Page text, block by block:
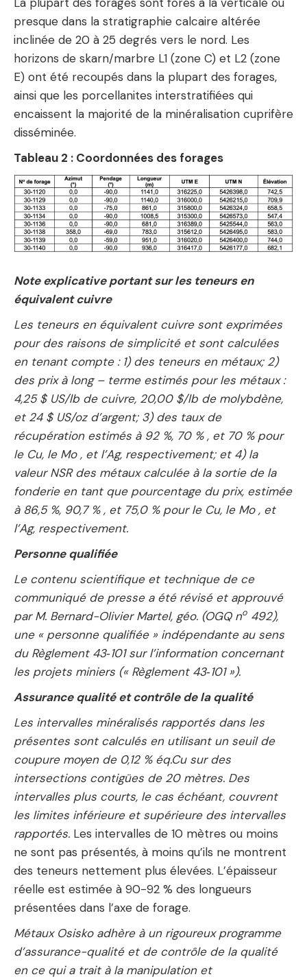
presque dans la stratigraphie calcaire altérée
inclinée de 20 à 25 degrés vers le nord. Les
horizons de skarn/marbre L1 (zone C) et L2 (zone
E) ont été recoupés dans la plupart des forages,
ainsi que les porcellanites interstratifiées qui
encaissent la majorité de la minéralisation cuprifère
disséminée.
Tableau 2 : Coordonnées des forages
Note explicative portant sur les teneurs en
équivalent cuivre
Les teneurs en équivalent cuivre sont exprimées
pour des raisons de simplicité et sont calculées
en tenant compte : 1) des teneurs en métaux; 2)
des prix à long – terme estimés pour les métaux :
4,25 $ US/lb de cuivre, 20,00 $/lb de molybdène,
et 24 $ US/oz d’argent; 3) des taux de
récupération estimés à 92 %, 70 % , et 70 % pour
le Cu, le Mo , et l’Ag, respectivement; et 4) la
valeur NSR des métaux calculée à la sortie de la
fonderie en tant que pourcentage du prix, estimée
à 86,5 %, 90,7 % , et 75,0 % pour le Cu, le Mo , et
l’Ag, respectivement.
Personne qualifiée
Le contenu scientifique et technique de ce
communiqué de presse a été révisé et approuvé
par M. Bernard-Olivier Martel, géo. (OGQ no 492),
une « personne qualifiée » indépendante au sens
du Règlement 43‑101 sur l’information concernant
les projets miniers (« Règlement 43‑101 »).
Assurance qualité et contrôle de la qualité
Les intervalles minéralisés rapportés dans les
présentes sont calculés en utilisant un seuil de
coupure moyen de 0,12 % éq.Cu sur des
intersections contigües de 20 mètres. Des
intervalles plus courts, le cas échéant, couvrent
les limites inférieure et supérieure des intervalles
rapportés. Les intervalles de 10 mètres ou moins
ne sont pas présentés, à moins qu’ils ne montrent
des teneurs nettement plus élevées. L’épaisseur
réelle est estimée à 90-92 % des longueurs
présentées dans l’axe de forage.
Métaux Osisko adhère à un rigoureux programme
d’assurance-qualité et de contrôle de la qualité
en ce qui a trait à la manipulation et